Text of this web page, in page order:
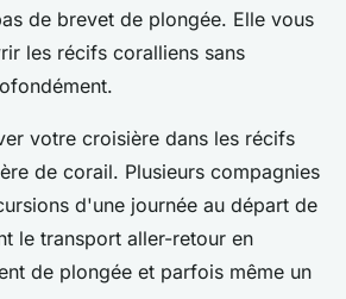
de brevet de plongée. Elle vous
les récifs coralliens sans
votre croisière dans les récifs
de corail. Plusieurs compagnies
d'une journée au départ de
le transport aller-retour en
de plongée et parfois même un